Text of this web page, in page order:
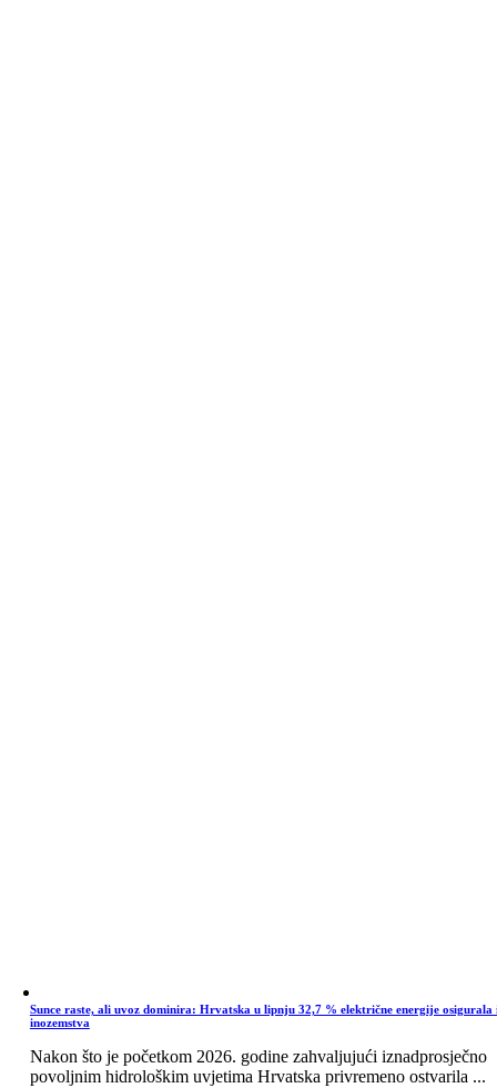
Sunce raste, ali uvoz dominira: Hrvatska u lipnju 32,7 % električne energije osigurala
inozemstva
Nakon što je početkom 2026. godine zahvaljujući iznadprosječno
povoljnim hidrološkim uvjetima Hrvatska privremeno ostvarila ...